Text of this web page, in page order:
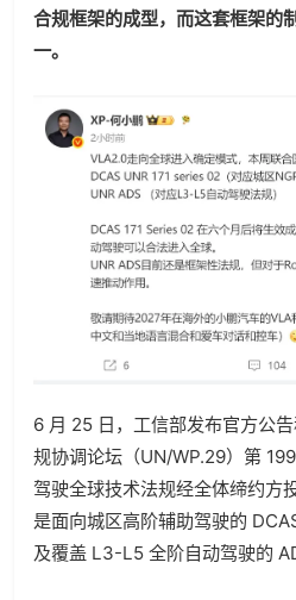
合规框架的成型，而这套框架的
一。
6 月 25 日，工信部发布官方公
规协调论坛（UN/WP.29）第
驾驶全球技术法规经全体缔约方
是面向城区高阶辅助驾驶的
及覆盖 L3-L5 全阶自动驾驶的